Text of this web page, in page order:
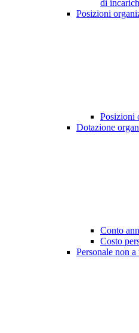
di
Posizioni
Posizioni
Dotazione
Conto
Costo
Personale non